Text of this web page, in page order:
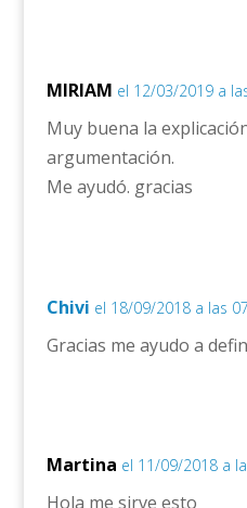
MIRIAM el 12/03/2019 a
Muy buena la
argumentación.
Me ayudó. gracias
Chivi el 18/09/2018 a las
Gracias me ayudo a
Martina el 11/09/2018 a
Hola me sirve esto